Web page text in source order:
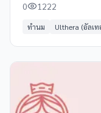
เป็นธรรมชาติ
0 1222
ทำนม Ulthera (อัลเท